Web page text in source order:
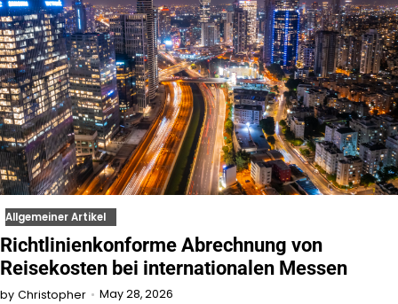
Allgemeiner Artikel
Richtlinienkonforme Abrechnung von
Reisekosten bei internationalen Messen
by Christopher May 28, 2026